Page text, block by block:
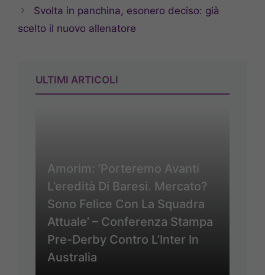
Svolta in panchina, esonero deciso: già
scelto il nuovo allenatore
ULTIMI ARTICOLI
Amorim: ‘Porteremo Avanti
L’eredità Di Baresi. Mercato?
Sono Felice Con La Squadra
Attuale’ – Conferenza Stampa
Pre-Derby Contro L’Inter In
Australia